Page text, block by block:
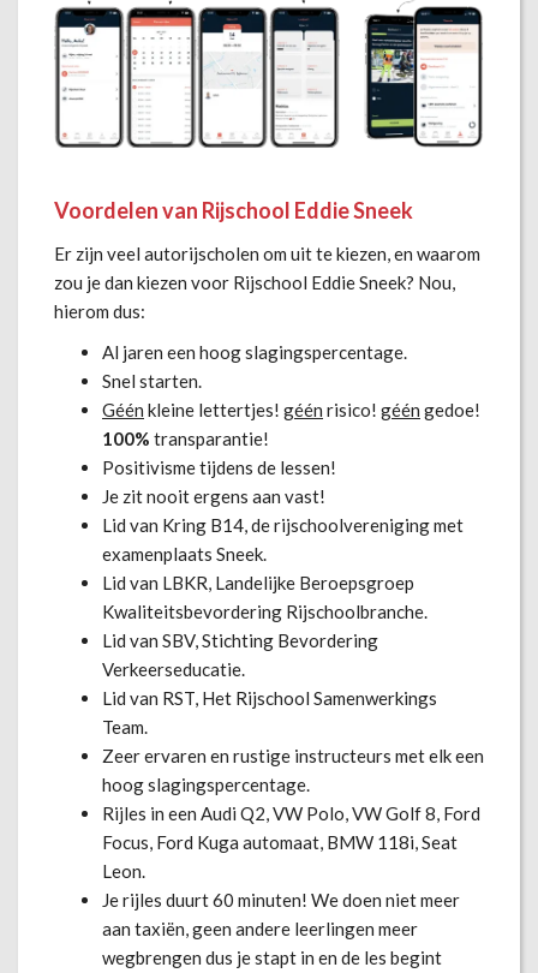
Voordelen van Rijschool Eddie Sneek
Er zijn veel autorijscholen om uit te kiezen, en waarom
zou je dan kiezen voor Rijschool Eddie Sneek? Nou,
hierom dus:
Al jaren een hoog slagingspercentage.
Snel starten.
Géén kleine lettertjes! géén risico! géén gedoe!
100% transparantie!
Positivisme tijdens de lessen!
Je zit nooit ergens aan vast!
Lid van Kring B14, de rijschoolvereniging met
examenplaats Sneek.
Lid van LBKR, Landelijke Beroepsgroep
Kwaliteitsbevordering Rijschoolbranche.
Lid van SBV, Stichting Bevordering
Verkeerseducatie.
Lid van RST, Het Rijschool Samenwerkings
Team.
Zeer ervaren en rustige instructeurs met elk een
hoog slagingspercentage.
Rijles in een Audi Q2, VW Polo, VW Golf 8, Ford
Focus, Ford Kuga automaat, BMW 118i, Seat
Leon.
Je rijles duurt 60 minuten! We doen niet meer
aan taxiën, geen andere leerlingen meer
wegbrengen dus je stapt in en de les begint